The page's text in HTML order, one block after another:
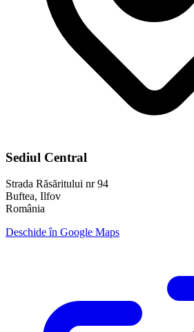
Sediul Central
Strada Răsăritului nr 94
Buftea, Ilfov
România
Deschide în Google Maps